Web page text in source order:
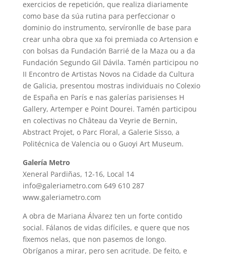
exercicios de repetición, que realiza diariamente
como base da súa rutina para perfeccionar o
dominio do instrumento, servíronlle de base para
crear unha obra que xa foi premiada co Artension e
con bolsas da Fundación Barrié de la Maza ou a da
Fundación Segundo Gil Dávila. Tamén participou no
II Encontro de Artistas Novos na Cidade da Cultura
de Galicia, presentou mostras individuais no Colexio
de España en París e nas galerías parisienses H
Gallery, Artemper e Point Dourei. Tamén participou
en colectivas no Château da Veyrie de Bernin,
Abstract Projet, o Parc Floral, a Galerie Sisso, a
Politécnica de Valencia ou o Guoyi Art Museum.
Galería Metro
Xeneral Pardiñas, 12-16, Local 14
info@galeriametro.com 649 610 287
www.galeriametro.com
A obra de Mariana Álvarez ten un forte contido
social. Fálanos de vidas difíciles, e quere que nos
fixemos nelas, que non pasemos de longo.
Obríganos a mirar, pero sen acritude. De feito, e